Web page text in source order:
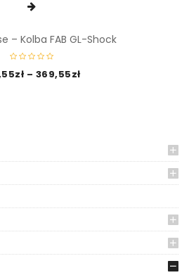
– Kolba FAB GL-Shock
zł – 369,55zł